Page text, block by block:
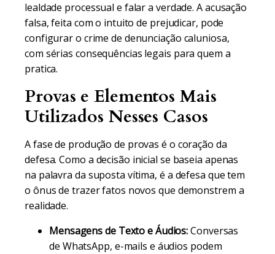
lealdade processual e falar a verdade. A acusação
falsa, feita com o intuito de prejudicar, pode
configurar o crime de denunciação caluniosa,
com sérias consequências legais para quem a
pratica.
Provas e Elementos Mais
Utilizados Nesses Casos
A fase de produção de provas é o coração da
defesa. Como a decisão inicial se baseia apenas
na palavra da suposta vítima, é a defesa que tem
o ônus de trazer fatos novos que demonstrem a
realidade.
Mensagens de Texto e Áudios:Conversas
de WhatsApp, e-mails e áudios podem